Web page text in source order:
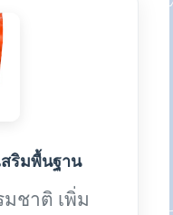
ริมพื้นฐาน
ชาติ เพิ่ม